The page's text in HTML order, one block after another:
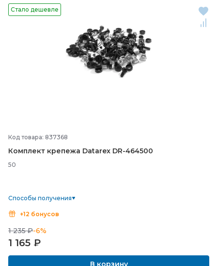
Стало дешевле
Код товара: 837368
Комплект крепежа Datarex DR-464500
50
Способы получения
+12 бонусов
1 235 ₽-6%
1 165 ₽
В корзину